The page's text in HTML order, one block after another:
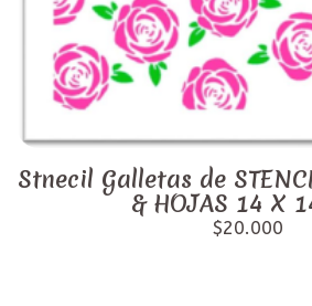
Stnecil Galletas de
& HOJAS 14 X
$20.000